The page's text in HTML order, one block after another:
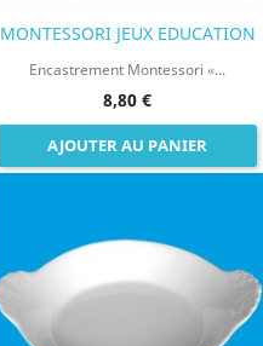
MONTESSORI JEUX EDUCATION
Encastrement Montessori «...
8,80 €
AJOUTER AU PANIER